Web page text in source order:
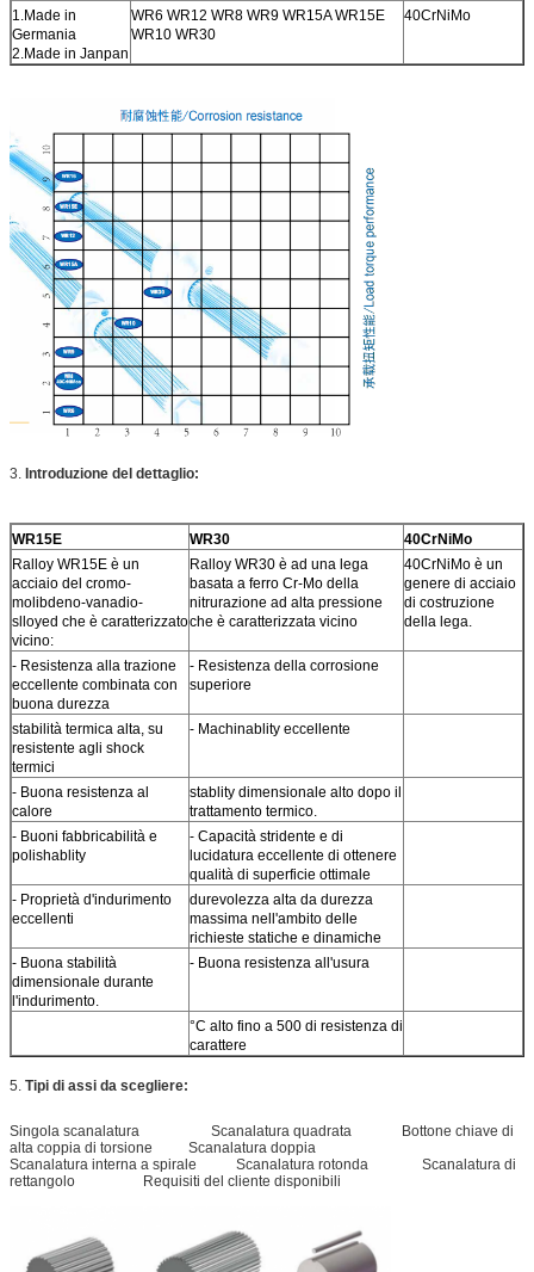
1.Made in
Germania
2.Made in Janpan
WR6 WR12 WR8 WR9 WR15A WR15E
WR10 WR30
40CrNiMo
3. Introduzione del dettaglio:
WR15E WR30
40CrNiMo
Ralloy WR15E è un
acciaio del cromo-
molibdeno-vanadio-
slloyed che è caratterizzato
vicino:
Ralloy WR30 è ad una lega
basata a ferro Cr-Mo della
nitrurazione ad alta pressione
che è caratterizzata vicino
40CrNiMo è un
genere di acciaio
di costruzione
della lega.
- Resistenza alla trazione
eccellente combinata con
buona durezza
- Resistenza della corrosione
superiore
stabilità termica alta, su
resistente agli shock
termici
- Machinablity eccellente
- Buona resistenza al
calore
stablity dimensionale alto dopo il
trattamento termico.
- Buoni fabbricabilità e
polishablity
- Capacità stridente e di
lucidatura eccellente di ottenere
qualità di superficie ottimale
- Proprietà d'indurimento
eccellenti
durevolezza alta da durezza
massima nell'ambito delle
richieste statiche e dinamiche
- Buona stabilità
dimensionale durante
l'indurimento.
- Buona resistenza all'usura
°C alto fino a 500 di resistenza di
carattere
5. Tipi di assi da scegliere:
Singola scanalatura Scanalatura quadrata Bottone chiave di
alta coppia di torsione Scanalatura doppia
Scanalatura interna a spirale Scanalatura rotonda Scanalatura di
rettangolo Requisiti del cliente disponibili